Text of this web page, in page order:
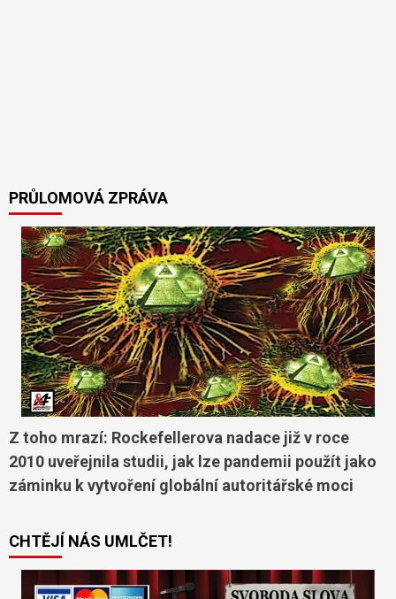
PRŮLOMOVÁ ZPRÁVA
Z toho mrazí: Rockefellerova nadace již v roce
2010 uveřejnila studii, jak lze pandemii použít jako
záminku k vytvoření globální autoritářské moci
CHTĚJÍ NÁS UMLČET!